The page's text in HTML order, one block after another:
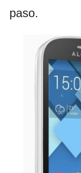
paso.